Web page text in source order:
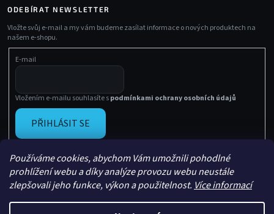
Používáme cookies, abychom Vám umožnili pohodlné
prohlížení webu a díky analýze provozu webu neustále
zlepšovali jeho funkce, výkon a použitelnost. Více informací
ODEBÍRAT NEWSLETTER
Vložte svůj e-mail a my vám budeme zasílat informace o nových produktech na
našem e-shopu.
E-mail
Vložením e-mailu souhlasíte spodmínkami ochrany osobních údajů
PŘIHLÁSIT SE